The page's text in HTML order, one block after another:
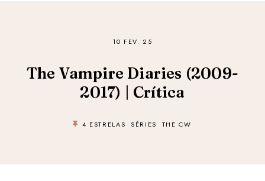
10 FEV. 25
The Vampire Diaries (2009-
2017) | Crítica
4 ESTRELAS SÉRIES THE CW